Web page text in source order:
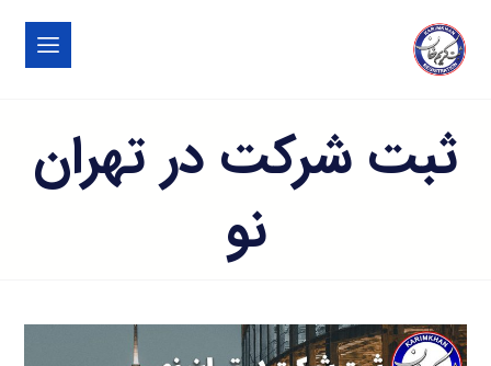
ثبت شرکت در تهران
نو